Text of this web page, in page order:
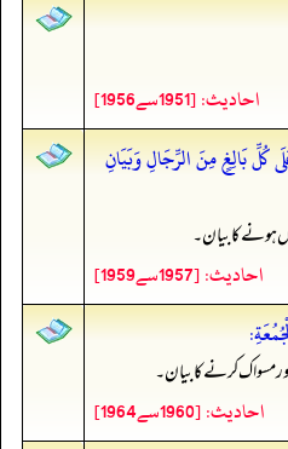
احادیث: [1951سے1956]
بَالِغٍ مِنَ الرِّجَالِ وَبَيَانِ
ہونے کا بیان۔
احادیث: [1957سے1959]
مسواک کرنے کا بیان۔
احادیث: [1960سے1964]